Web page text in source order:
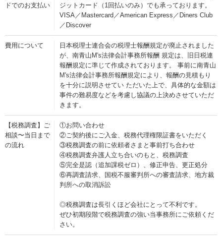
ドでのお支払い
ジットカード（1回払いのみ）でも承っております。
VISA／Mastercard／American Express／Diners Club
／Discover
費用について
日本税理士連合会の税理士報酬規定が廃止されました
が、南青山M's法律会計事務所報酬 規定は、旧日税連
報酬規定に準じて作成されております。 事前に南青山
M's法律会計事務所報酬規定により、報酬の見積もり
を十分に説明させてい ただいた上で、具体的な金額は
事件の難易度などを考慮し協議の上決めさせていただ
きます。
【税務調査】ご
相談〜当日まで
の流れ
①お問い合わせ
②ご契約後にご入金、税務代理権限証書をいただく
③税務調査の前に依頼者さまと事前打ち合わせ
④税務調査弁護人立ち合いのもと、税務調査
⑤完全是認（追加課税ゼロ）、修正申告、更正処分
⑥再調査請求、国税不服審判所への審査請求、地方裁
判所への取消訴訟
◎税務調査は長引くほど会社にとって不利です。
ぜひ初期段階で税務調査の強い当事務所にご依頼くだ
さい。